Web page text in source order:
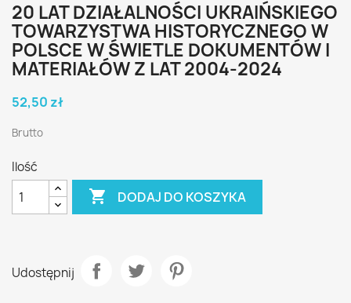
20 LAT DZIAŁALNOŚCI UKRAIŃSKIEGO
TOWARZYSTWA HISTORYCZNEGO W
POLSCE W ŚWIETLE DOKUMENTÓW I
MATERIAŁÓW Z LAT 2004-2024
52,50 zł
Brutto
Ilość
 DODAJ DO KOSZYKA
Udostępnij